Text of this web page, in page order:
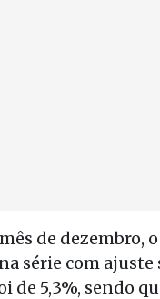
de dezembro,
série com ajuste
de 5,3%, sendo